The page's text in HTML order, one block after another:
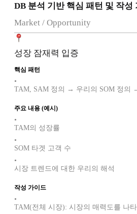
DB 분석 기반 핵심 패턴 및 작성
Market / Opportunity
성장 잠재력 입증
핵심 패턴
•
TAM, SAM 정의 → 우리의 SOM 정의
주요 내용 (예시)
•
TAM의 성장률
•
SOM 타겟 고객 수
•
시장 트렌드에 대한 우리의 해석
작성 가이드
•
TAM(전체 시장): 시장의 매력도를 나